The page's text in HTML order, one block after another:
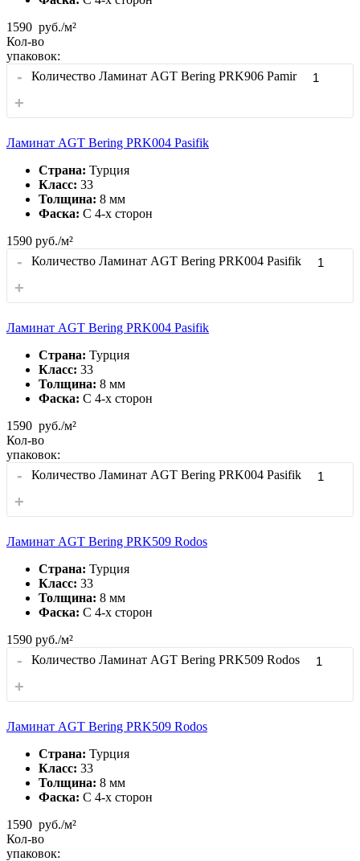
1590 руб./м²
Кол-во
упаковок:
- Количество Ламинат AGT Bering PRK906 Pamir
+
Ламинат AGT Bering PRK004 Pasifik
Страна: Турция
Класс: 33
Толщина: 8 мм
Фаска: С 4-x сторон
1590 руб./м²
- Количество Ламинат AGT Bering PRK004 Pasifik
+
Ламинат AGT Bering PRK004 Pasifik
Страна: Турция
Класс: 33
Толщина: 8 мм
Фаска: С 4-x сторон
1590 руб./м²
Кол-во
упаковок:
- Количество Ламинат AGT Bering PRK004 Pasifik
+
Ламинат AGT Bering PRK509 Rodos
Страна: Турция
Класс: 33
Толщина: 8 мм
Фаска: С 4-x сторон
1590 руб./м²
- Количество Ламинат AGT Bering PRK509 Rodos
+
Ламинат AGT Bering PRK509 Rodos
Страна: Турция
Класс: 33
Толщина: 8 мм
Фаска: С 4-x сторон
1590 руб./м²
Кол-во
упаковок: